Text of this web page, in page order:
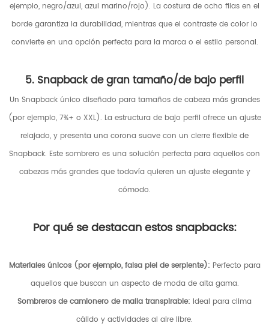
ejemplo, negro/azul, azul marino/rojo). La costura de ocho filas en el
borde garantiza la durabilidad, mientras que el contraste de color lo
convierte en una opción perfecta para la marca o el estilo personal.
5. Snapback de gran tamaño/de bajo perfil
Un Snapback único diseñado para tamaños de cabeza más grandes
(por ejemplo, 7¾+ o XXL). La estructura de bajo perfil ofrece un ajuste
relajado, y presenta una corona suave con un cierre flexible de
Snapback. Este sombrero es una solución perfecta para aquellos con
cabezas más grandes que todavía quieren un ajuste elegante y
cómodo.
Por qué se destacan estos snapbacks:
Materiales únicos (por ejemplo, falsa piel de serpiente): Perfecto para
aquellos que buscan un aspecto de moda de alta gama.
Sombreros de camionero de malla transpirable: Ideal para clima
cálido y actividades al aire libre.